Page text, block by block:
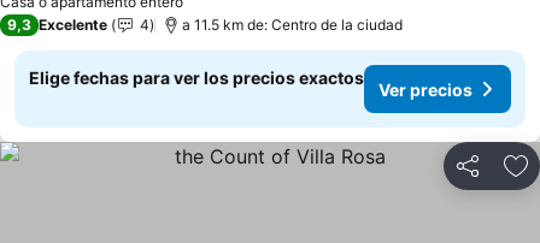
9,3 Excelente 4 a 11.5 km de: Centro de la ciudad
Elige fechas para ver los precios exactos
Ver precios
Compartir